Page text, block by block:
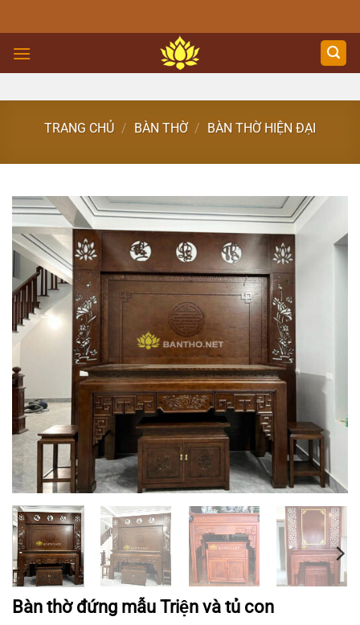
to
content
TRANG CHỦ / BÀN THỜ / BÀN THỜ HIỆN ĐẠI
Bàn thờ đứng mẫu Triện và tủ con